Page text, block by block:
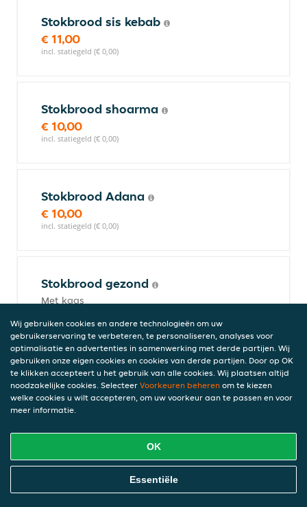
Stokbrood sis kebab
€ 11,00
incl. statiegeld (€ 0,00)
Stokbrood shoarma
€ 10,00
incl. statiegeld (€ 0,00)
Stokbrood Adana
€ 10,00
incl. statiegeld (€ 0,00)
Stokbrood gezond
Met kaas
€ 7,00
Dessert
€ 6,00
incl. statiegeld (€ 0,00)
Online Eten Bestellen
Wij gebruiken cookies en andere technologieën om uw
gebruikerservaring te verbeteren, te personaliseren, analyses voor
optimalisatie en advertenties in samenwerking met derde partijen. Wij
gebruiken onze eigen cookies en cookies van derde partijen. Door op OK
te klikken accepteert u het gebruik van alle cookies. Wij plaatsen altijd
noodzakelijke cookies. Selecteer Voorkeuren beheren om te kiezen
welke cookies u wilt accepteren, om uw voorkeur aan te passen en voor
meer informatie.
OK
Essentiële